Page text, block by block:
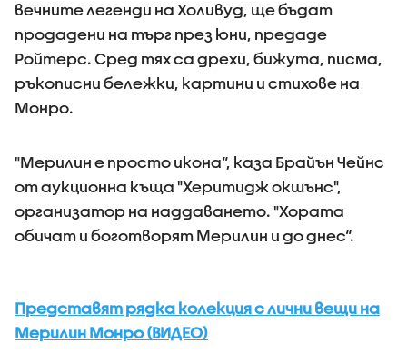
вечните легенди на Холивуд, ще бъдат
продадени на търг през юни, предаде
Ройтерс. Сред тях са дрехи, бижута, писма,
ръкописни бележки, картини и стихове на
Монро.
"Мерилин е просто икона“, каза Брайън Чейнс
от аукционна къща "Херитидж окшънс",
организатор на наддаването. "Хората
обичат и боготворят Мерилин и до днес“.
Представят рядка колекция с лични вещи на
Мерилин Монро (ВИДЕО)